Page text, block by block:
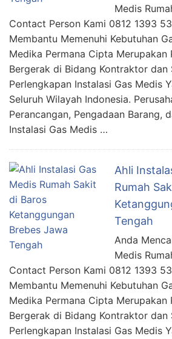
Medis
Contact Person Kami 0812 1393
Membantu Memenuhi Kebutuhan
Medika Permana Cipta Merupakan
Bergerak di Bidang Kontraktor dan
Perlengkapan Instalasi Gas Medis
Seluruh Wilayah Indonesia.
Perancangan, Pengadaan Barang,
Instalasi Gas Medis …
Ahli
Rumah
Tengah
Anda
Medis
Contact Person Kami 0812 1393
Membantu Memenuhi Kebutuhan
Medika Permana Cipta Merupakan
Bergerak di Bidang Kontraktor dan
Perlengkapan Instalasi Gas Medis